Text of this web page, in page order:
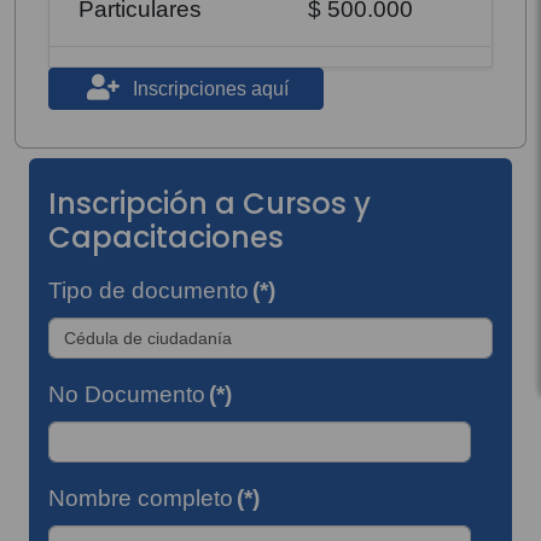
Particulares $ 500.000
Inscripciones aquí
Inscripción a Cursos y
Capacitaciones
Tipo de documento (*)
No Documento (*)
Nombre completo (*)